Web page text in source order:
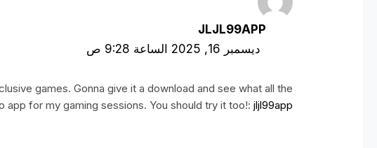
JLJL99APP
ديسمبر 16, 2025 الساعة 9:28 ص
games. Gonna give it a download and see what all the
for my gaming sessions. You should try it too!: jljl99app